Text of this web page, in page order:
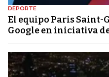
DEPORTE
El equipo Paris Saint-
Google en iniciativa